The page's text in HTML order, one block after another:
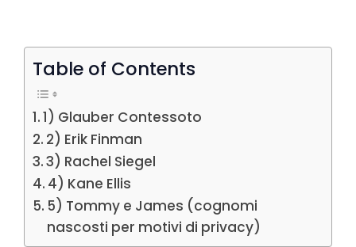
Table of Contents
1) Glauber Contessoto
2) Erik Finman
3) Rachel Siegel
4) Kane Ellis
5) Tommy e James (cognomi
nascosti per motivi di privacy)